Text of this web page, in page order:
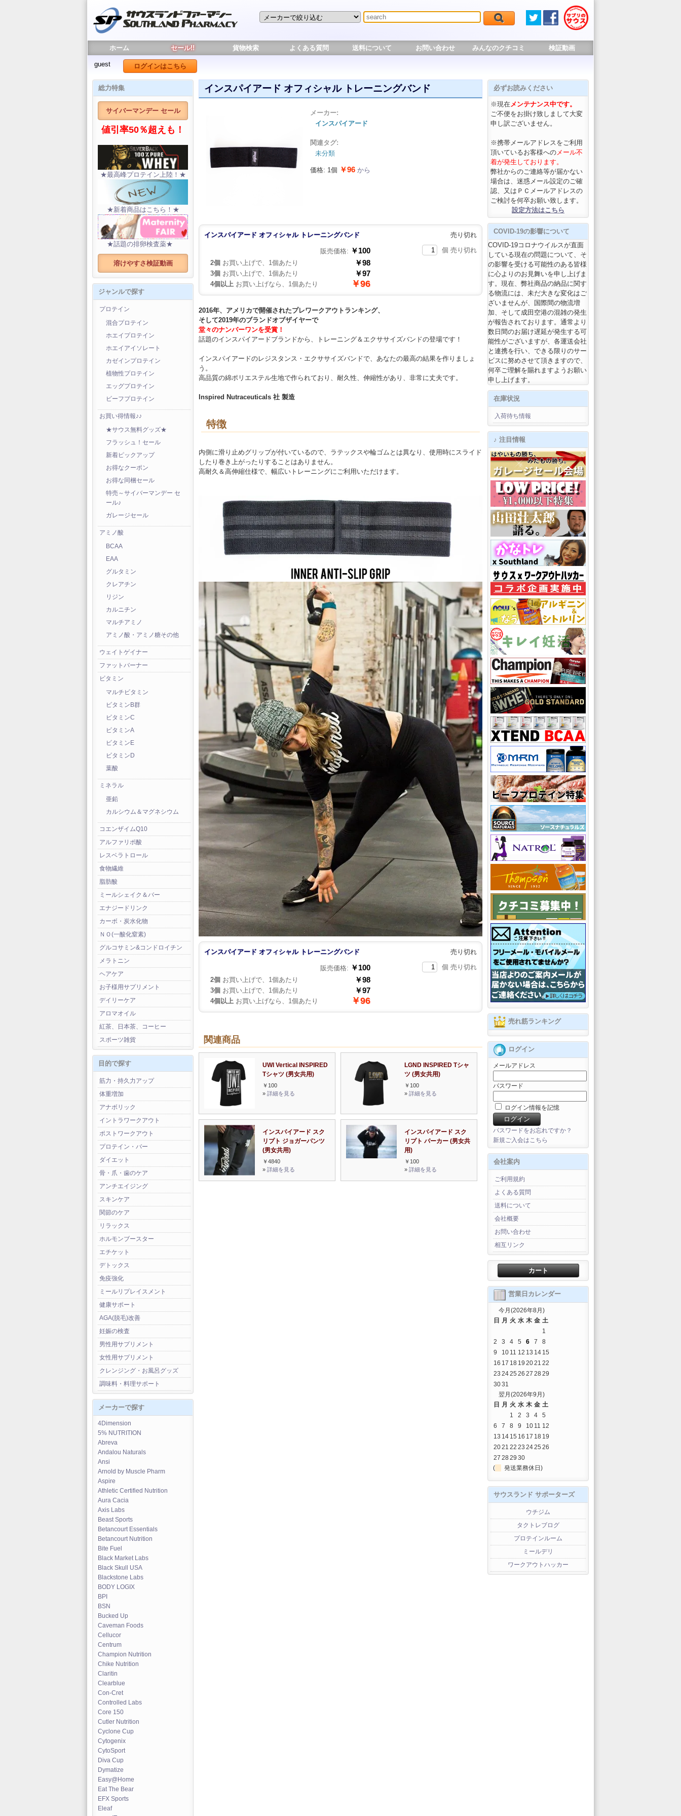
ホーム セール!! 貨物検索 よくある質問 送料について お問い合わせ みんなのクチコミ 検証動画
guest ログインはこちら
総力特集
サイバーマンデー セール
値引率50％超えも！
★最高峰プロテイン上陸！★
★新着商品はこちら！★
★話題の排卵検査薬★
溶けやすさ検証動画
ジャンルで探す
プロテイン
混合プロテイン
ホエイプロテイン
ホエイアイソレート
カゼインプロテイン
植物性プロテイン
エッグプロテイン
ビーフプロテイン
お買い得情報♪♪
★サウス無料グッズ★
フラッシュ！セール
新着ピックアップ
お得なクーポン
お得な同梱セール
特売～サイバーマンデー セ
ール♪
ガレージセール
アミノ酸
BCAA
EAA
グルタミン
クレアチン
リジン
カルニチン
マルチアミノ
アミノ酸・アミノ糖その他
ウェイトゲイナー
ファットバーナー
ビタミン
マルチビタミン
ビタミンB群
ビタミンC
ビタミンA
ビタミンE
ビタミンD
葉酸
ミネラル
亜鉛
カルシウム＆マグネシウム
コエンザイムQ10
アルファリポ酸
レスベラトロール
食物繊維
脂肪酸
ミールシェイク＆バー
エナジードリンク
カーボ・炭水化物
ＮＯ(一酸化窒素)
グルコサミン&コンドロイチン
メラトニン
ヘアケア
お子様用サプリメント
デイリーケア
アロマオイル
紅茶、日本茶、コーヒー
スポーツ雑貨
目的で探す
筋力・持久力アップ
体重増加
アナボリック
イントラワークアウト
ポストワークアウト
プロテイン・バー
ダイエット
骨・爪・歯のケア
アンチエイジング
スキンケア
関節のケア
リラックス
ホルモンブースター
エチケット
デトックス
免疫強化
ミールリプレイスメント
健康サポート
AGA(脱毛)改善
妊娠の検査
男性用サプリメント
女性用サプリメント
クレンジング・お風呂グッズ
調味料・料理サポート
メーカーで探す
4Dimension
5% NUTRITION
Abreva
Andalou Naturals
Ansi
Arnold by Muscle Pharm
Aspire
Athletic Certified Nutrition
Aura Cacia
Axis Labs
Beast Sports
Betancourt Essentials
Betancourt Nutrition
Bite Fuel
Black Market Labs
Black Skull USA
Blackstone Labs
BODY LOGIX
BPI
BSN
Bucked Up
Caveman Foods
Cellucor
Centrum
Champion Nutrition
Chike Nutrition
Claritin
Clearblue
Con-Cret
Controlled Labs
Core 150
Cutler Nutrition
Cyclone Cup
Cytogenix
CytoSport
Diva Cup
Dymatize
Easy@Home
Eat The Bear
EFX Sports
Eleaf
インスパイアード オフィシャル トレーニングバンド
メーカー:
インスパイアード
関連タグ:
未分類
価格: 1個 ￥96 から
インスパイアード オフィシャル トレーニングバンド 売り切れ
販売価格: ￥100
2個 お買い上げで、1個あたり ￥98
3個 お買い上げで、1個あたり ￥97
4個以上 お買い上げなら、1個あたり ￥96
個 売り切れ
2016年、アメリカで開催されたプレワークアウトランキング、
そして2019年のブランドオブザイヤーで
堂々のナンバーワンを受賞！
話題のインスパイアードブランドから、トレーニング＆エクササイズバンドの登場です！
インスパイアードのレジスタンス・エクササイズバンドで、あなたの最高の結果を作りましょ
う。
高品質の綿ポリエステル生地で作られており、耐久性、伸縮性があり、非常に丈夫です。
Inspired Nutraceuticals 社 製造
特徴
内側に滑り止めグリップが付いているので、ラテックスや輪ゴムとは異なり、使用時にスライド
したり巻き上がったりすることはありません。
高耐久＆高伸縮仕様で、幅広いトレーニングにご利用いただけます。
インスパイアード オフィシャル トレーニングバンド 売り切れ
販売価格: ￥100
2個 お買い上げで、1個あたり ￥98
3個 お買い上げで、1個あたり ￥97
4個以上 お買い上げなら、1個あたり ￥96
個 売り切れ
関連商品
UWI Vertical INSPIRED
Tシャツ (男女共用)
￥100
» 詳細を見る
LGND INSPIRED Tシャ
ツ (男女共用)
￥100
» 詳細を見る
インスパイアード スク
リプト ジョガーパンツ
(男女共用)
￥4840
» 詳細を見る
インスパイアード スク
リプト パーカー (男女共
用)
￥100
» 詳細を見る
必ずお読みください
※現在メンテナンス中です。
ご不便をお掛け致しまして大変
申し訳ございません。
※携帯メールアドレスをご利用
頂いているお客様へのメール不
着が発生しております。
弊社からのご連絡等が届かない
場合は、迷惑メール設定のご確
認、又はＰＣメールアドレスの
ご検討を何卒お願い致します。
設定方法はこちら
COVID-19の影響について
COVID-19コロナウイルスが直面
している現在の問題について、そ
の影響を受ける可能性のある皆様
に心よりのお見舞いを申し上げま
す。現在、弊社商品の納品に関す
る物流には、未だ大きな変化はご
ざいませんが、国際間の物流増
加、そして成田空港の混雑の発生
が報告されております。通常より
数日間のお届け遅延が発生する可
能性がございますが、各運送会社
と連携を行い、できる限りのサー
ビスに努めさせて頂きますので、
何卒ご理解を賜れますようお願い
申し上げます。
在庫状況
入荷待ち情報
♪ 注目情報
売れ筋ランキング
ログイン
メールアドレス
パスワード
ログイン情報を記憶
パスワードをお忘れですか？
新規ご入会はこちら
会社案内
ご利用規約
よくある質問
送料について
会社概要
お問い合わせ
相互リンク
カート
営業日カレンダー
今月(2026年8月)
日 月 火 水 木 金 土
1
2
3 4 5 6 7
8
9
10 11 12 13 14 15
16 17 18 19 2021 22
23 2425 26 27 2829
3031
翌月(2026年9月)
日 月 火 水 木 金 土
1
2 3 4
5
6
7 8 9 10 11 12
13 14 15 16 17 18 19
2021 22 23 2425 26
27 2829 30
(
発送業務休日)
サウスランド サポーターズ
ウチジム
タクトレブログ
プロテインルーム
ミールデリ
ワークアウトハッカー